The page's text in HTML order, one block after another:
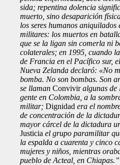
sida; repentina dolencia
muerto, sino desaparición
los seres humanos aniquilados
militares: los muertos en
que se la ligan sin comerla ni
colaterales; en 1995, cuando
de Francia en el Pacífico sur,
Nueva Zelanda declaró: «No
bomba. No son bombas. Son
se llaman Conviviralgunas de
gente en Colombia, a la
militar; Dignidad era el
de concentración de la
mayor cárcel de la dictadura
Justicia el grupo paramilitar
la espalda a cuarenta y cinco
mujeres y niños, mientras
pueblo de Acteal, en Chiapas.”